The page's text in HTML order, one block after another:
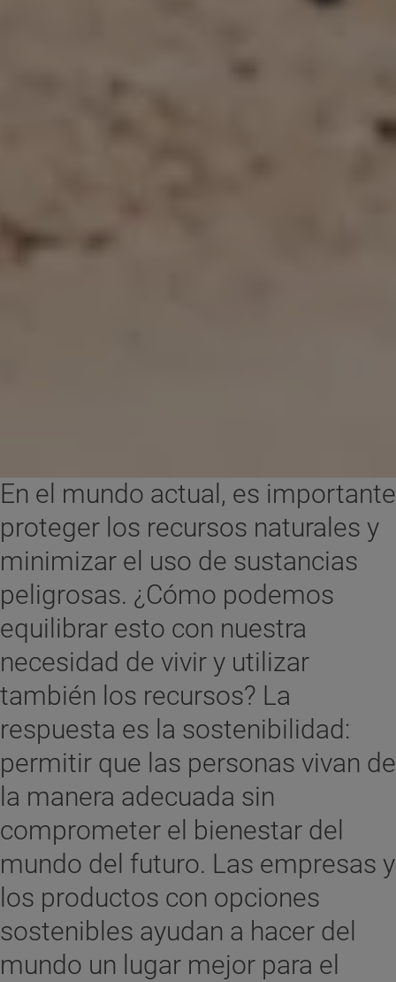
En el mundo actual, es importante
proteger los recursos naturales y
minimizar el uso de sustancias
peligrosas. ¿Cómo podemos
equilibrar esto con nuestra
necesidad de vivir y utilizar
también los recursos? La
respuesta es la sostenibilidad:
permitir que las personas vivan de
la manera adecuada sin
comprometer el bienestar del
mundo del futuro. Las empresas y
los productos con opciones
sostenibles ayudan a hacer del
mundo un lugar mejor para el